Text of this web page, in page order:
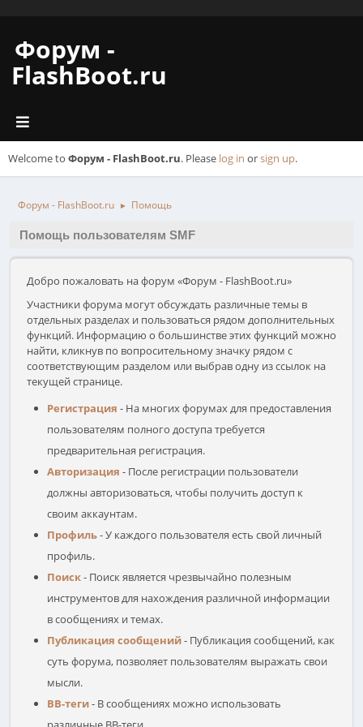
Форум -
FlashBoot.ru
Welcome to Форум - FlashBoot.ru. Please log in orsign up.
Форум - FlashBoot.ru ► Помощь
Помощь пользователям SMF
Добро пожаловать на форум «Форум - FlashBoot.ru»
Участники форума могут обсуждать различные темы в
отдельных разделах и пользоваться рядом дополнительных
функций. Информацию о большинстве этих функций можно
найти, кликнув по вопросительному значку рядом с
соответствующим разделом или выбрав одну из ссылок на
текущей странице.
Регистрация - На многих форумах для предоставления
пользователям полного доступа требуется
предварительная регистрация.
Авторизация - После регистрации пользователи
должны авторизоваться, чтобы получить доступ к
своим аккаунтам.
Профиль- У каждого пользователя есть свой личный
профиль.
Поиск- Поиск является чрезвычайно полезным
инструментов для нахождения различной информации
в сообщениях и темах.
Публикация сообщений- Публикация сообщений, как
суть форума, позволяет пользователям выражать свои
мысли.
BB-теги- В сообщениях можно использовать